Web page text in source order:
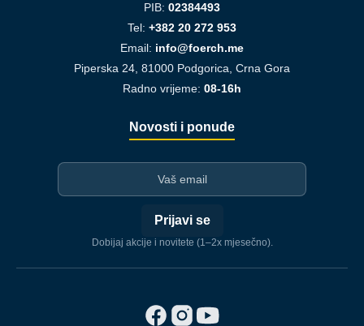
PIB: 02384493
Tel: +382 20 272 953
Email: info@foerch.me
Piperska 24, 81000 Podgorica, Crna Gora
Radno vrijeme: 08-16h
Novosti i ponude
Prijavi se
Dobijaj akcije i novitete (1–2x mjesečno).